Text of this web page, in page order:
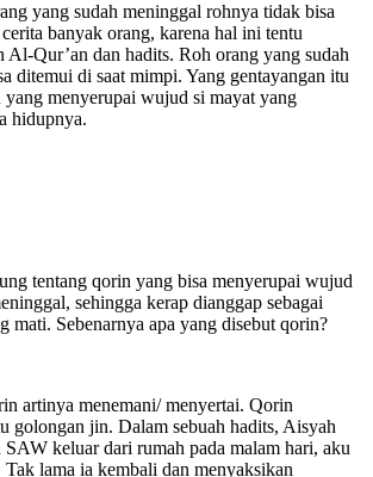
yang sudah meninggal rohnya tidak bisa
banyak orang, karena hal ini tentu
Al-Qur’an dan hadits. Roh orang yang sudah
ditemui di saat mimpi. Yang gentayangan itu
yang menyerupai wujud si mayat yang
hidupnya.
tentang qorin yang bisa menyerupai wujud
sehingga kerap dianggap sebagai
mati. Sebenarnya apa yang disebut qorin?
artinya menemani/ menyertai. Qorin
golongan jin. Dalam sebuah hadits, Aisyah
SAW keluar dari rumah pada malam hari, aku
lama ia kembali dan menyaksikan